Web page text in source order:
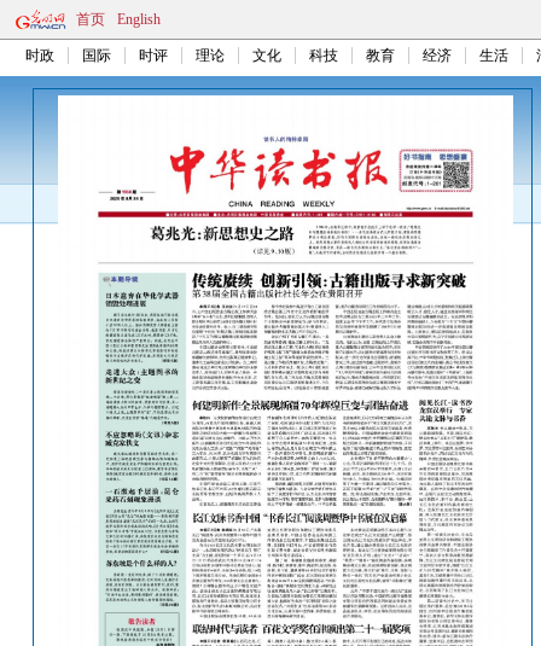
首页 English
时政 国际 时评 理论 文化 科技 教育 经济 生活